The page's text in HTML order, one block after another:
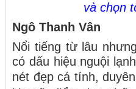
và chọn
Ngô Thanh Vân
Nổi tiếng từ lâu
có dấu hiệu nguội
nét đẹp cá tính,